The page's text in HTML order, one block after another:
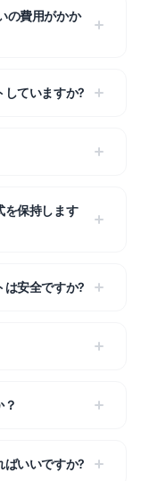
の費用がかか
ていますか?
保持します
安全ですか?
いいですか?